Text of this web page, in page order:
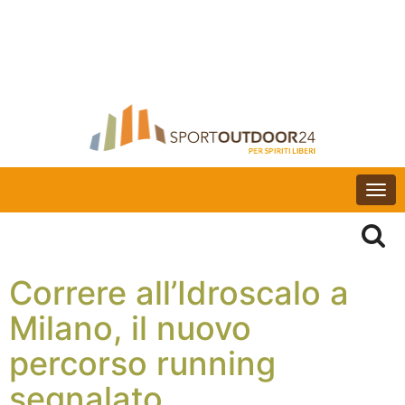
Correre all’Idroscalo a
Milano, il nuovo
percorso running